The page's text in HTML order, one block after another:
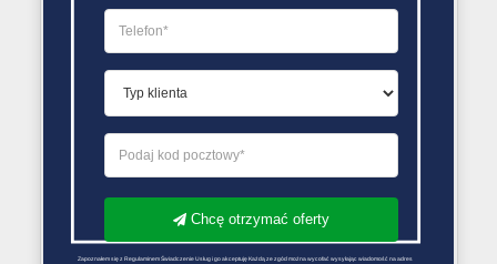
Chcę otrzymać oferty
Zapoznałem się z Regulaminem Świadczenie Usług i go akceptuję Każdą ze zgód można wycofać wysyłając wiadomość na adres